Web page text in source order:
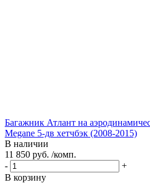
Багажник Атлант на
Megane 5-дв хетчбэк (2008-2015)
В наличии
11 850 руб. /комп.
-
+
В корзину